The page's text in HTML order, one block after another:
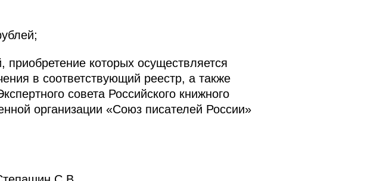
которых осуществляется
в соответствующий реестр, а также
совета Российского книжного
организации «Союз писателей России»